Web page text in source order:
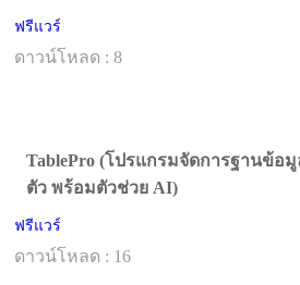
ฟรีแวร์
ดาวน์โหลด : 8
TablePro (โปรแกรมจัดการฐานข้อมู
ตัว พร้อมตัวช่วย AI)
ฟรีแวร์
ดาวน์โหลด : 16